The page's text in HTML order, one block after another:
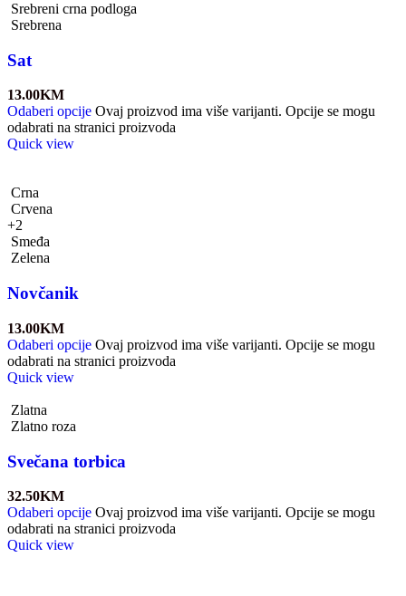
Srebreni crna podloga
Srebrena
Sat
13.00KM
Odaberi opcije Ovaj proizvod ima više varijanti. Opcije se mogu
odabrati na stranici proizvoda
Quick view
Crna
Crvena
+2
Smeđa
Zelena
Novčanik
13.00KM
Odaberi opcije Ovaj proizvod ima više varijanti. Opcije se mogu
odabrati na stranici proizvoda
Quick view
Zlatna
Zlatno roza
Svečana torbica
32.50KM
Odaberi opcije Ovaj proizvod ima više varijanti. Opcije se mogu
odabrati na stranici proizvoda
Quick view